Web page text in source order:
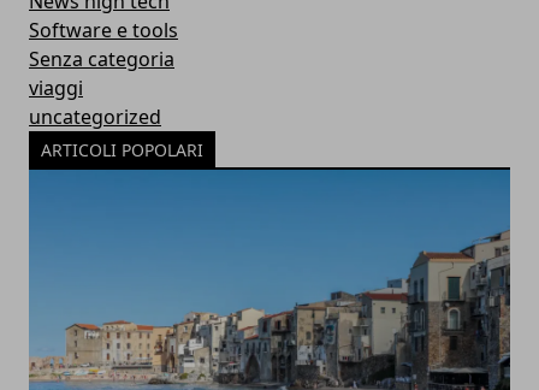
Software e tools
Senza categoria
viaggi
uncategorized
ARTICOLI POPOLARI